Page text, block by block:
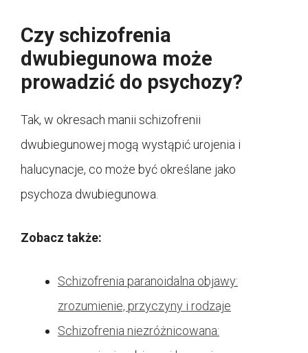
Czy schizofrenia
dwubiegunowa może
prowadzić do psychozy?
Tak, w okresach manii schizofrenii
dwubiegunowej mogą wystąpić urojenia i
halucynacje, co może być określane jako
psychoza dwubiegunowa.
Zobacz także:
Schizofrenia paranoidalna objawy:
zrozumienie, przyczyny i rodzaje
Schizofrenia niezróżnicowana: